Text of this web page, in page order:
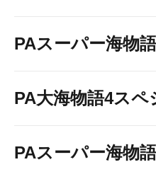
PAスーパー海物
PA大海物語4ス
PAスーパー海物